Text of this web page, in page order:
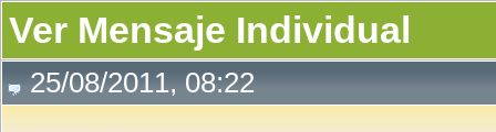
Ver Mensaje Individual
25/08/2011, 08:22